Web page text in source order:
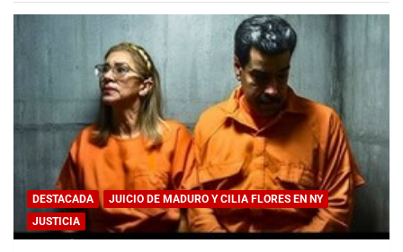
DESTACADA
JUICIO DE MADURO Y CILIA FLORES EN NY
JUSTICIA